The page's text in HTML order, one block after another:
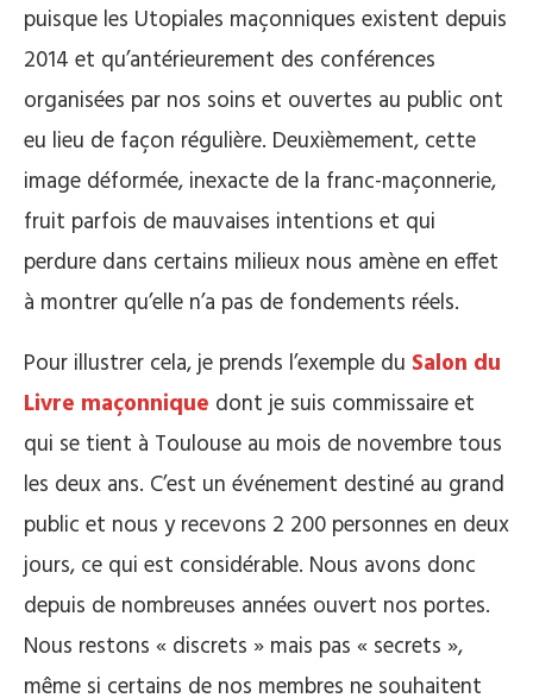
puisque les Utopiales maçonniques existent depuis
2014 et qu’antérieurement des conférences
organisées par nos soins et ouvertes au public ont
eu lieu de façon régulière. Deuxièmement, cette
image déformée, inexacte de la franc-maçonnerie,
fruit parfois de mauvaises intentions et qui
perdure dans certains milieux nous amène en effet
à montrer qu’elle n’a pas de fondements réels.
Pour illustrer cela, je prends l’exemple du Salon du
Livre maçonnique dont je suis commissaire et
qui se tient à Toulouse au mois de novembre tous
les deux ans. C’est un événement destiné au grand
public et nous y recevons 2 200 personnes en deux
jours, ce qui est considérable. Nous avons donc
depuis de nombreuses années ouvert nos portes.
Nous restons « discrets » mais pas « secrets »,
même si certains de nos membres ne souhaitent